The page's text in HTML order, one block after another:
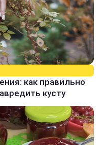
как правильно
кусту